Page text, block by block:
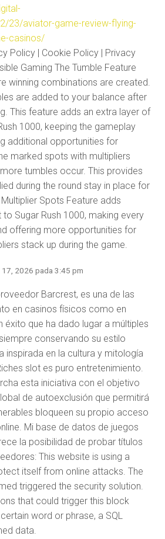
23/aviator-game-review-flying-
casinos/
Policy | Cookie Policy | Privacy
Gaming The Tumble Feature
winning combinations are created.
are added to your balance after
This feature adds an extra layer of
1000, keeping the gameplay
additional opportunities for
marked spots with multipliers
tumbles occur. This provides
during the round stay in place for
Spots Feature adds
Sugar Rush 1000, making every
offering more opportunities for
stack up during the game.
17, 2026 pada 3:45 pm
Barcrest, es una de las
en casinos físicos como en
éxito que ha dado lugar a múltiples
conservando su estilo
inspirada en la cultura y mitología
slot es puro entretenimiento.
esta iniciativa con el objetivo
de autoexclusión que permitirá
bloqueen su propio acceso
Mi base de datos de juegos
la posibilidad de probar títulos
This website is using a
itself from online attacks. The
triggered the security solution.
that could trigger this block
word or phrase, a SQL
data.